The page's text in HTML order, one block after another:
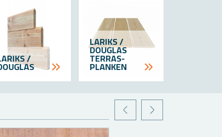
/
LA­RIKS /
DOU­G­LAS
TERRAS­
PLANKEN
VORIGEVOLGENDE